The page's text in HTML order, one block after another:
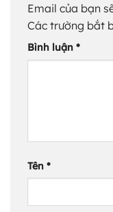
Email của bạn
Các trường bắt
Bình luận *
Tên *